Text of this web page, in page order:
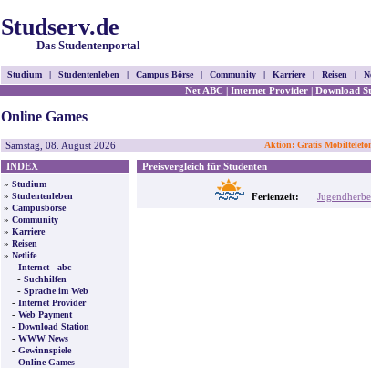
Studserv.de
Das Studentenportal
Studium | Studentenleben | Campus Börse | Community | Karriere | Reisen |
Net ABC | Internet Provider| Download
Online Games
Samstag, 08. August 2026 Aktion: Gratis
INDEX
» Studium
» Studentenleben
» Campusbörse
» Community
» Karriere
» Reisen
» Netlife
- Internet - abc
- Suchhilfen
- Sprache im Web
- Internet Provider
- Web Payment
- Download Station
- WWW News
- Gewinnspiele
- Online Games
Preisvergleich für Studenten
Ferienzeit: